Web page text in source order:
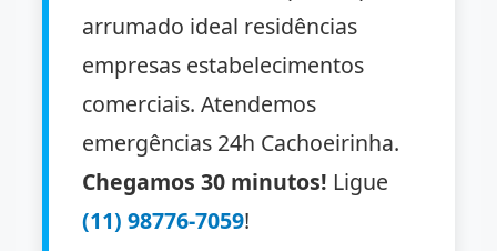
arrumado ideal residências
empresas estabelecimentos
comerciais. Atendemos
emergências 24h Cachoeirinha.
Chegamos 30 minutos! Ligue
(11) 98776-7059!